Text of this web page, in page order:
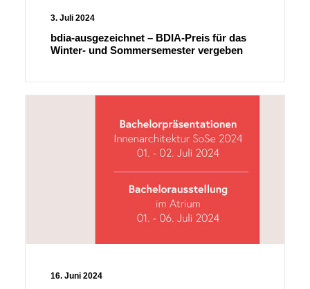
3. Juli 2024
bdia-ausgezeichnet – BDIA-Preis für das
Winter- und Sommersemester vergeben
16. Juni 2024